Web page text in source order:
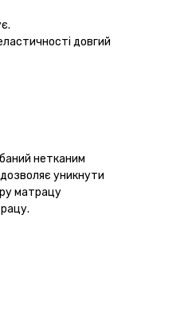
довгий
нетканим
уникнути
матрацу